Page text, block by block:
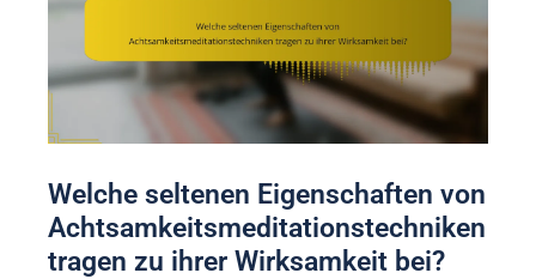
Welche seltenen Eigenschaften von
Achtsamkeitsmeditationstechniken
tragen zu ihrer Wirksamkeit bei?